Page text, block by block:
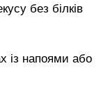
без білків
із напоями або